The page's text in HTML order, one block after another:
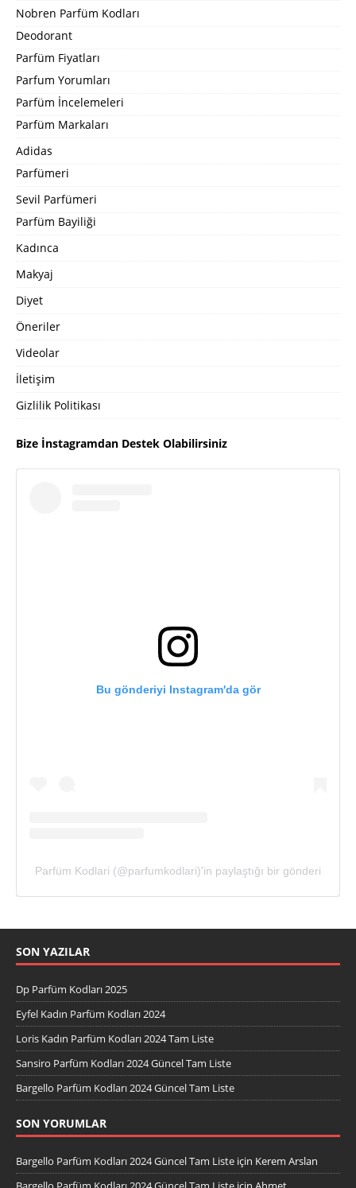
Nobren Parfüm Kodları
Deodorant
Parfüm Fiyatları
Parfum Yorumları
Parfüm İncelemeleri
Parfüm Markaları
Adidas
Parfümeri
Sevil Parfümeri
Parfüm Bayiliği
Kadınca
Makyaj
Diyet
Öneriler
Videolar
İletişim
Gizlilik Politikası
Bize İnstagramdan Destek Olabilirsiniz
Bu gönderiyi Instagram'da gör
Parfüm Kodlari (@parfumkodlari)'in paylaştığı bir gönderi
SON YAZILAR
Dp Parfüm Kodları 2025
Eyfel Kadın Parfüm Kodları 2024
Loris Kadın Parfüm Kodları 2024 Tam Liste
Sansiro Parfüm Kodları 2024 Güncel Tam Liste
Bargello Parfüm Kodları 2024 Güncel Tam Liste
SON YORUMLAR
Bargello Parfüm Kodları 2024 Güncel Tam Liste için Kerem Arslan